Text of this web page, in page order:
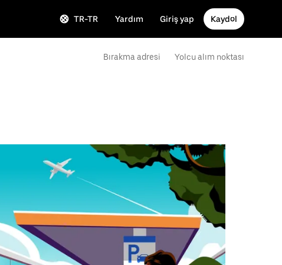
TR-TR Yardım Giriş yap Kaydol
Bırakma adresi Yolcu alım noktası